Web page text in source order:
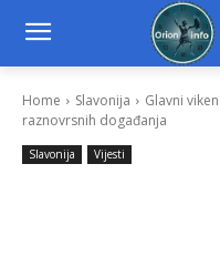
Home Slavonija
Glavni
raznovrsnih događanja
Slavonija Vijesti